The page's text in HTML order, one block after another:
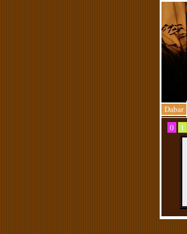
Dabar
0
1